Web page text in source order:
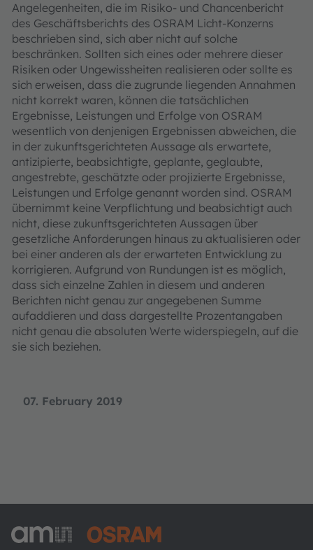
07. February 2019
Angelegenheiten, die im Risiko- und Chancenbericht
des Geschäftsberichts des OSRAM Licht-Konzerns
beschrieben sind, sich aber nicht auf solche
beschränken. Sollten sich eines oder mehrere dieser
Risiken oder Ungewissheiten realisieren oder sollte es
sich erweisen, dass die zugrunde liegenden Annahmen
nicht korrekt waren, können die tatsächlichen
Ergebnisse, Leistungen und Erfolge von OSRAM
wesentlich von denjenigen Ergebnissen abweichen, die
in der zukunftsgerichteten Aussage als erwartete,
antizipierte, beabsichtigte, geplante, geglaubte,
angestrebte, geschätzte oder projizierte Ergebnisse,
Leistungen und Erfolge genannt worden sind. OSRAM
übernimmt keine Verpflichtung und beabsichtigt auch
nicht, diese zukunftsgerichteten Aussagen über
gesetzliche Anforderungen hinaus zu aktualisieren oder
bei einer anderen als der erwarteten Entwicklung zu
korrigieren. Aufgrund von Rundungen ist es möglich,
dass sich einzelne Zahlen in diesem und anderen
Berichten nicht genau zur angegebenen Summe
aufaddieren und dass dargestellte Prozentangaben
nicht genau die absoluten Werte widerspiegeln, auf die
sie sich beziehen.